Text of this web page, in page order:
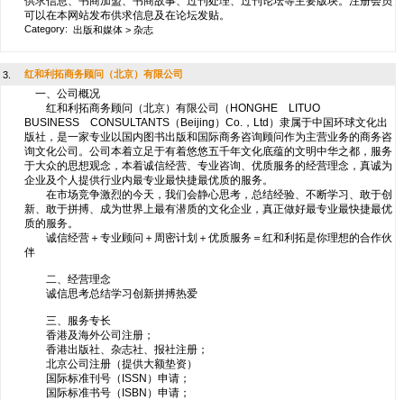
可以在本网站发布供求信息及在论坛发贴。
Category: 出版和媒体 > 杂志
3. 红和利拓商务顾问（北京）有限公司
一、公司概况
红和利拓商务顾问（北京）有限公司（HONGHE LITUO
BUSINESS CONSULTANTS（Beijing）Co.，Ltd）隶属于中国环球文化出
版社，是一家专业以国内图书出版和国际商务咨询顾问作为主营业务的商务咨
询文化公司。公司本着立足于有着悠悠五千年文化底蕴的文明中华之都，服务
于大众的思想观念，本着诚信经营、专业咨询、优质服务的经营理念，真诚为
企业及个人提供行业内最专业最快捷最优质的服务。
在市场竞争激烈的今天，我们会静心思考，总结经验、不断学习、敢于创
新、敢于拼搏、成为世界上最有潜质的文化企业，真正做好最专业最快捷最优
质的服务。
诚信经营＋专业顾问＋周密计划＋优质服务＝红和利拓是你理想的合作伙
伴
二、经营理念
诚信思考总结学习创新拼搏热爱
三、服务专长
香港及海外公司注册；
香港出版社、杂志社、报社注册；
北京公司注册（提供大额垫资）
国际标准刊号（ISSN）申请；
国际标准书号（ISBN）申请；